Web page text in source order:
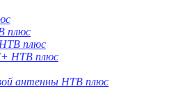
плюс
плюс
НТВ плюс
антенны НТВ плюс